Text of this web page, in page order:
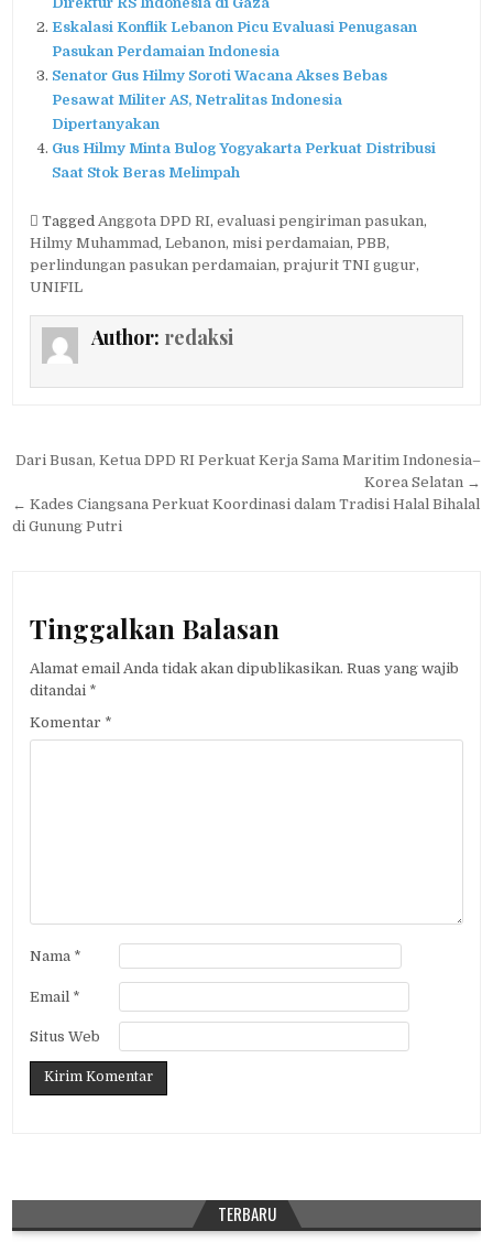
Eskalasi Konflik Lebanon Picu Evaluasi Penugasan
Pasukan Perdamaian Indonesia
Senator Gus Hilmy Soroti Wacana Akses Bebas
Pesawat Militer AS, Netralitas Indonesia
Dipertanyakan
Gus Hilmy Minta Bulog Yogyakarta Perkuat Distribusi
Saat Stok Beras Melimpah
TaggedAnggota DPD RI,evaluasi pengiriman pasukan,
Hilmy Muhammad,Lebanon,misi perdamaian,PBB,
perlindungan pasukan perdamaian,prajurit TNI gugur,
UNIFIL
Author: redaksi
Navigasi
pos
Dari Busan, Ketua DPD RI Perkuat Kerja Sama Maritim Indonesia–
Korea Selatan →
← Kades Ciangsana Perkuat Koordinasi dalam Tradisi Halal Bihalal
di Gunung Putri
Tinggalkan Balasan
Alamat email Anda tidak akan dipublikasikan. Ruas yang wajib
ditandai *
Komentar *
Nama *
Email *
Situs Web
TERBARU